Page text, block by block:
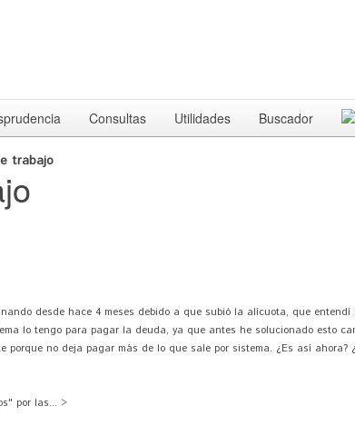
Consultas Utilidades Buscador
trabajo
desde hace 4 meses debido a que subió la alícuota, que
lo tengo para pagar la deuda, ya que antes he solucionado esto
no deja pagar más de lo que sale por sistema. ¿Es así ahora?
por las... >